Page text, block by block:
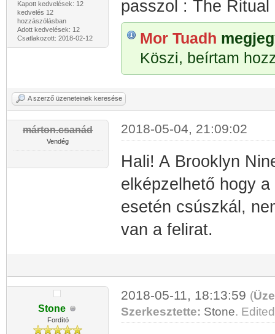
Kapott kedvelések: 12
kedvelés 12
hozzászólásban
Adott kedvelések: 12
Csatlakozott: 2018-02-12
passzol : The
Mor Tuadh
Köszi, beírtam
A szerző üzeneteinek keresése
márton.csanád
Vendég
2018-05-04, 21:09:02
Hali! A Brooklyn
elképzelhető hogy
esetén csúszkál,
van a felirat.
Stone
Fordító
2018-05-11, 18:13:59 (
Szerkesztette: Stone.